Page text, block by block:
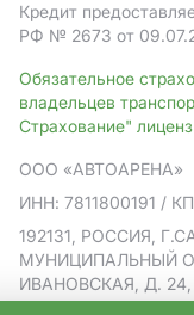
Кредит
РФ № 2673 от
Обязательное
владельцев
Страхование"
ООО «АВТОАРЕНА»
ИНН: 7811800191 /
192131, РОССИЯ,
МУНИЦИПАЛЬНЫЙ
ИВАНОВСКАЯ, Д.